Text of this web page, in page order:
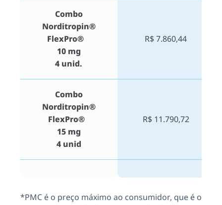
Combo
Norditropin®
FlexPro®
10 mg
4 unid.
R$ 7.860,44
Combo
Norditropin®
FlexPro®
15 mg
4 unid
R$ 11.790,72
*PMC é o preço máximo ao consumidor, que é o